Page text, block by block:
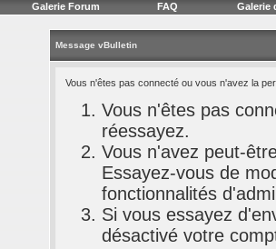
Galerie Forum FAQ Galerie
Message vBulletin
Vous n'êtes pas connecté ou vous n'avez la
Vous n'êtes pas
réessayez.
Vous n'avez peut-
Essayez-vous de
fonctionnalités
Si vous essayez
désactivé votre